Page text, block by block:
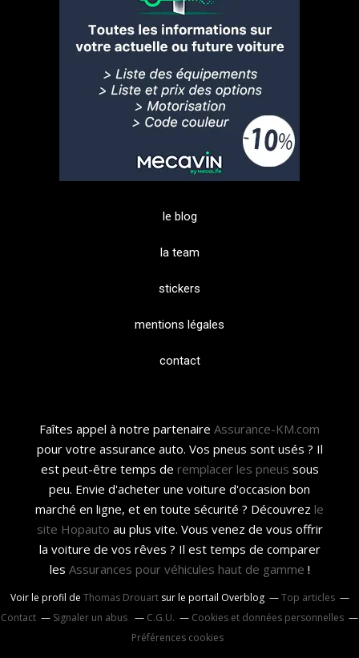
le blog
la team
stickers
mentions légales
contact
Faîtes appel à notre partenaire Assurance-KM.com
pour votre assurance auto. Vos pneus sont usés ? Il
est peut-être temps de remplacer les pneus sous
peu. Envie d'acheter une voiture d'occasion bon
marché en ligne, et en toute sécurité ? Découvrez le
site Hopauto au plus vite. Vous venez de vous offrir
la voiture de vos rêves ? Il est temps de comparer
les Assurances pour véhicules haut de gamme !
Voir le profil de Thomas Drouartsur le portail Overblog
Top articles
Contact
Signaler un abus C.G.U.
Cookies et données personnelles
Préférences cookies